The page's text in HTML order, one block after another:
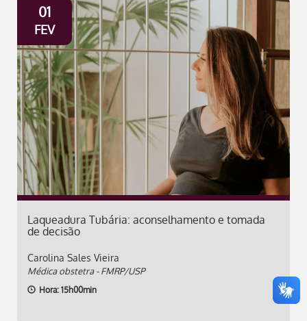
01
FEV
Laqueadura Tubária: aconselhamento e tomada
de decisão
Carolina Sales Vieira
Médica obstetra - FMRP/USP
Hora: 15h00min